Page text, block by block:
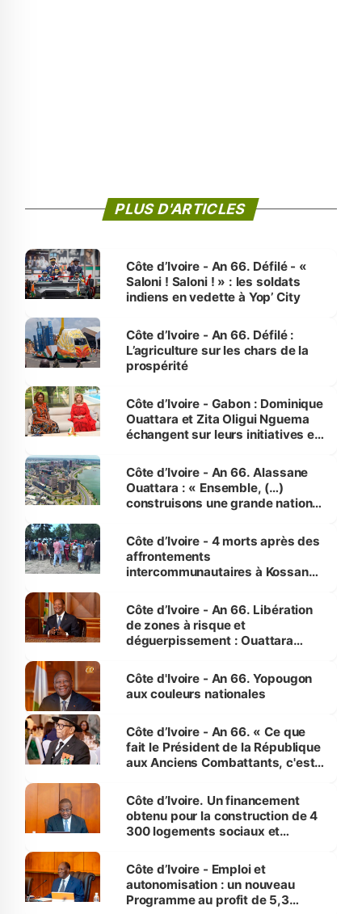
PLUS D'ARTICLES
Côte d’Ivoire - An 66. Défilé - «
Saloni ! Saloni ! » : les soldats
indiens en vedette à Yop’ City
Côte d’Ivoire - An 66. Défilé :
L’agriculture sur les chars de la
prospérité
Côte d’Ivoire - Gabon : Dominique
Ouattara et Zita Oligui Nguema
échangent sur leurs initiatives en
enfants
Côte d’Ivoire - An 66. Alassane
Ouattara : « Ensemble, (…)
construisons une grande nation
générations futures »
Côte d’Ivoire - 4 morts après des
affrontements
intercommunautaires à Kossandji
milieu des sinistrés
Côte d’Ivoire - An 66. Libération
de zones à risque et
déguerpissement : Ouattara
l'Etat de droit pour préserver les
vies humaines »
Côte d'Ivoire - An 66. Yopougon
aux couleurs nationales
Côte d’Ivoire - An 66. « Ce que
fait le Président de la République
aux Anciens Combattants, c'est
Côte d’Ivoire. Un financement
obtenu pour la construction de 4
300 logements sociaux et
et Yamoussoukro
Côte d’Ivoire - Emploi et
autonomisation : un nouveau
Programme au profit de 5,3